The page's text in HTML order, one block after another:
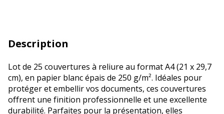
Description
Lot de 25 couvertures à reliure au format A4 (21 x 29,7
cm), en papier blanc épais de 250 g/m². Idéales pour
protéger et embellir vos documents, ces couvertures
offrent une finition professionnelle et une excellente
durabilité. Parfaites pour la présentation, elles